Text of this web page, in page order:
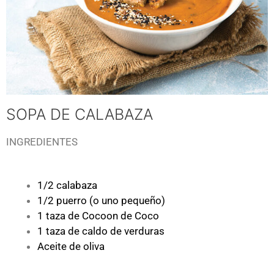
SOPA DE CALABAZA
INGREDIENTES
1/2 calabaza
1/2 puerro (o uno pequeño)
1 taza de Cocoon de Coco
1 taza de caldo de verduras
Aceite de oliva